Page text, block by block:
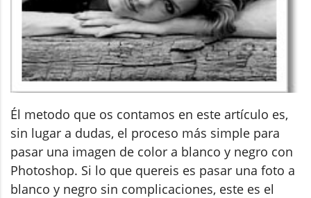
Él metodo que os contamos en este artículo es,
sin lugar a dudas, el proceso más simple para
pasar una imagen de color a blanco y negro con
Photoshop. Si lo que quereis es pasar una foto a
blanco y negro sin complicaciones, este es el